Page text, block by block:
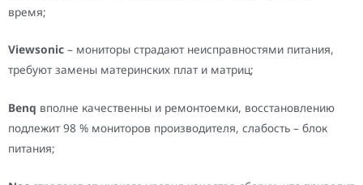
время;
Viewsonic – мониторы страдают неисправностями питания,
требуют замены материнских плат и матриц;
Benq вполне качественны и ремонтоемки, восстановлению
подлежит 98 % мониторов производителя, слабость – блок
питания;